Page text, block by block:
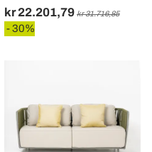
kr 22.201,79 kr 31.716,85
- 30%